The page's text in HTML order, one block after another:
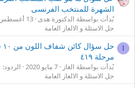
الشهرة للمنتخب الفرنسى
بُدأت بواسطة الدكتورة هدى 13 أغسطس 2020
حل الاسئلة و الالغاز العامة
ا
مرحلة ٤١٩
بُدأت بواسطة الغاز 7 مايو 2020
الردود: 1
حل الاسئلة و الالغاز العامة